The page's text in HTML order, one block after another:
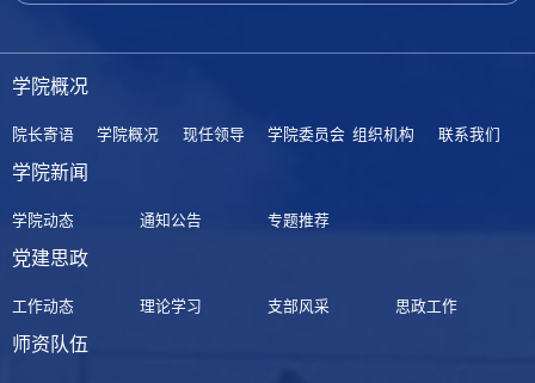
学院概况
院长寄语 学院概况 现任领导 学院委员会 组织机构 联系我们
学院新闻
学院动态 通知公告 专题推荐
党建思政
工作动态 理论学习 支部风采 思政工作
师资队伍